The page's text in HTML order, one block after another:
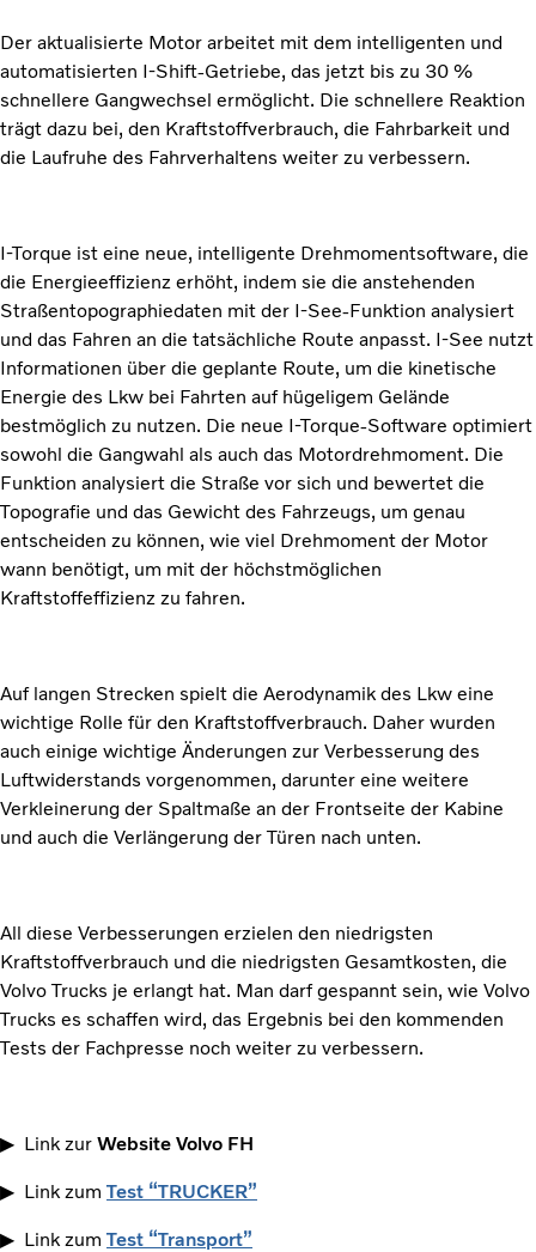
Der aktualisierte Motor arbeitet mit dem intelligenten und
automatisierten I-Shift-Getriebe, das jetzt bis zu 30 %
schnellere Gangwechsel ermöglicht. Die schnellere Reaktion
trägt dazu bei, den Kraftstoffverbrauch, die Fahrbarkeit und
die Laufruhe des Fahrverhaltens weiter zu verbessern.
I-Torque ist eine neue, intelligente Drehmomentsoftware, die
die Energieeffizienz erhöht, indem sie die anstehenden
Straßentopographiedaten mit der I-See-Funktion analysiert
und das Fahren an die tatsächliche Route anpasst. I-See nutzt
Informationen über die geplante Route, um die kinetische
Energie des Lkw bei Fahrten auf hügeligem Gelände
bestmöglich zu nutzen. Die neue I-Torque-Software optimiert
sowohl die Gangwahl als auch das Motordrehmoment. Die
Funktion analysiert die Straße vor sich und bewertet die
Topografie und das Gewicht des Fahrzeugs, um genau
entscheiden zu können, wie viel Drehmoment der Motor
wann benötigt, um mit der höchstmöglichen
Kraftstoffeffizienz zu fahren.
Auf langen Strecken spielt die Aerodynamik des Lkw eine
wichtige Rolle für den Kraftstoffverbrauch. Daher wurden
auch einige wichtige Änderungen zur Verbesserung des
Luftwiderstands vorgenommen, darunter eine weitere
Verkleinerung der Spaltmaße an der Frontseite der Kabine
und auch die Verlängerung der Türen nach unten.
All diese Verbesserungen erzielen den niedrigsten
Kraftstoffverbrauch und die niedrigsten Gesamtkosten, die
Volvo Trucks je erlangt hat. Man darf gespannt sein, wie Volvo
Trucks es schaffen wird, das Ergebnis bei den kommenden
Tests der Fachpresse noch weiter zu verbessern.
▶ Link zur Website Volvo FH
▶ Link zum Test “TRUCKER”
▶ Link zum Test “Transport”